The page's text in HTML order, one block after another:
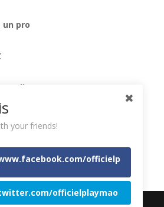
un pro
audio
plug-ins UAD
your friends!
officielp
officielplaymao